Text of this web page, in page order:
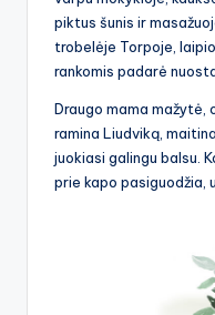
piktus šunis ir
trobelėje Torpoje,
rankomis padarė
Draugo mama mažytė,
ramina Liudviką,
juokiasi galingu balsu.
prie kapo pasiguodžia,